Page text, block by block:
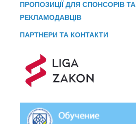
ПРОПОЗИЦІЇ ДЛЯ СПОНСОРІВ ТА
РЕКЛАМОДАВЦІВ
ПАРТНЕРИ ТА КОНТАКТИ